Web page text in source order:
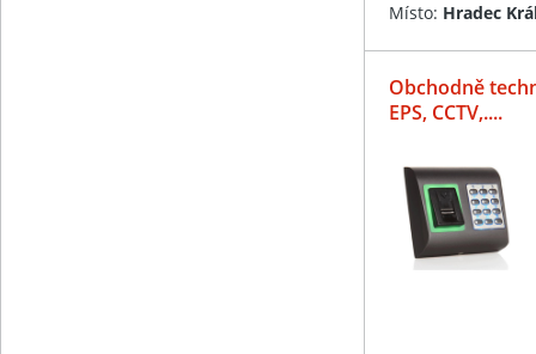
Místo: Hradec
Obchodně
EPS, CCTV,....